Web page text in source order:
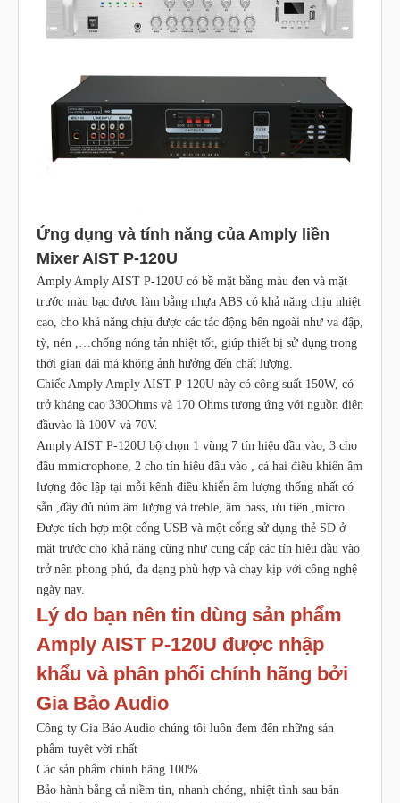
Ứng dụng và tính năng của Amply liền
Mixer AIST P-120U
Amply Amply AIST P-120U có bề mặt bằng màu đen và mặt
trước màu bạc được làm bằng nhựa ABS có khả năng chịu nhiệt
cao, cho khả năng chịu được các tác động bên ngoài như va đập,
tỳ, nén ,…chống nóng tản nhiệt tốt, giúp thiết bị sử dụng trong
thời gian dài mà không ảnh hưởng đến chất lượng.
Chiếc Amply Amply AIST P-120U này có công suất 150W, có
trở kháng cao 330Ohms và 170 Ohms tương ứng với nguồn điện
đầuvào là 100V và 70V.
Amply AIST P-120U bộ chọn 1 vùng 7 tín hiệu đầu vào, 3 cho
đầu mmicrophone, 2 cho tín hiệu đầu vào , cả hai điều khiển âm
lượng độc lập tại mỗi kênh điều khiển âm lượng thống nhất có
sẵn ,đầy đủ núm âm lượng và treble, âm bass, ưu tiên ,micro.
Được tích hợp một cổng USB và một cổng sử dụng thẻ SD ở
mặt trước cho khả năng cũng như cung cấp các tín hiệu đầu vào
trở nên phong phú, đa dạng phù hợp và chạy kịp với công nghệ
ngày nay.
Lý do bạn nên tin dùng sản phẩm
Amply AIST P-120U được nhập
khẩu và phân phối chính hãng bởi
Gia Bảo Audio
Công ty Gia Bảo Audio chúng tôi luôn đem đến những sản
phẩm tuyệt vời nhất
Các sản phẩm chính hãng 100%.
Bảo hành bằng cả niềm tin, nhanh chóng, nhiệt tình sau bán